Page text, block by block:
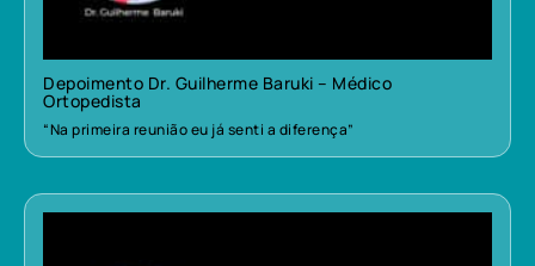
Depoimento Dr. Guilherme Baruki – Médico
Ortopedista
“Na primeira reunião eu já senti a diferença”